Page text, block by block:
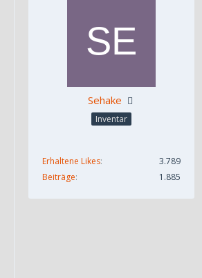
Sehake
Inventar
Erhaltene Likes
3.789
Beiträge
1.885